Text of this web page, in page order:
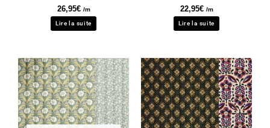
26,95€ /m
Lire la suite
22,95€ /m
Lire la suite